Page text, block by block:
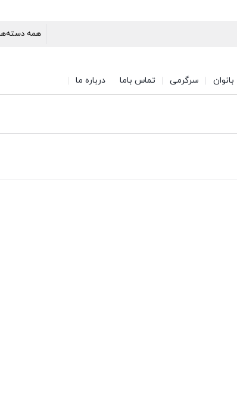
بانوان سرگرمی تماس باما درباره ما